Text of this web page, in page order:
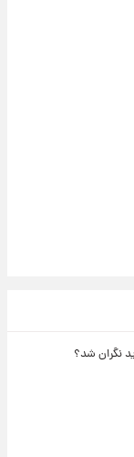
نگران شد؟